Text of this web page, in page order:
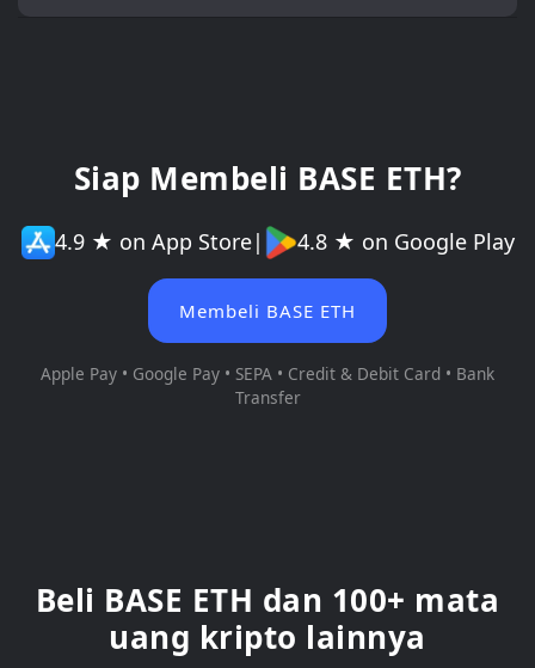
Siap Membeli BASE ETH?
4.9 ★ on App Store| 4.8 ★ on Google Play
Membeli BASE ETH
Apple Pay • Google Pay • SEPA • Credit & Debit Card • Bank
Transfer
Beli BASE ETH dan 100+ mata
uang kripto lainnya